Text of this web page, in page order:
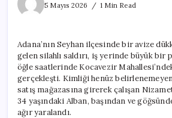
5 Mayıs 2026
1 Min Read
Adana’nın Seyhan ilçesinde bir avize
gelen silahlı saldırı, iş yerinde büyük bir
öğle saatlerinde Kocavezir
gerçekleşti. Kimliği henüz
satış mağazasına girerek çalışan
34 yaşındaki Alban, başından ve
ağır yaralandı.